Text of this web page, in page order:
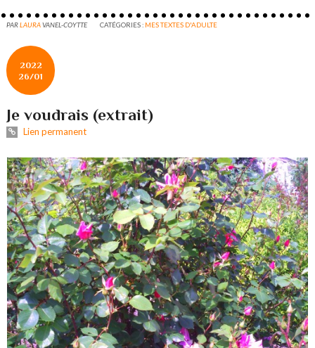
PARLAURAVANEL-COYTTE CATÉGORIES : MES TEXTES D'ADULTE
2022
26/01
Je voudrais (extrait)
Lien permanent